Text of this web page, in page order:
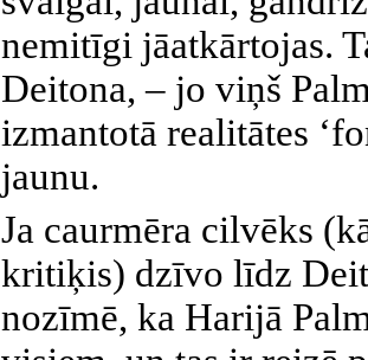
nemitīgi jāatkārtojas.
Deitona, – jo viņš
izmantotā realitātes
jaunu.
Ja caurmēra cilvēks
kritiķis) dzīvo līdz
nozīmē, ka Harijā